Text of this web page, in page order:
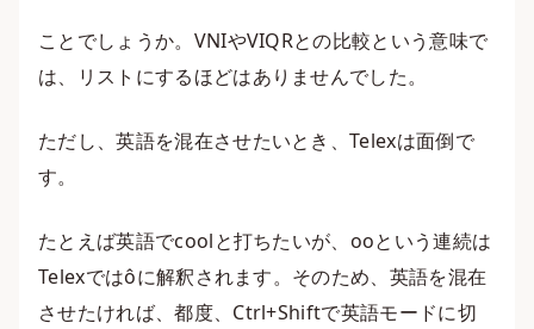
ことでしょうか。VNIやVIQRとの比較という意味で
は、リストにするほどはありませんでした。
ただし、英語を混在させたいとき、Telexは面倒で
す。
たとえば英語でcoolと打ちたいが、ooという連続は
Telexではôに解釈されます。そのため、英語を混在
させたければ、都度、Ctrl+Shiftで英語モードに切